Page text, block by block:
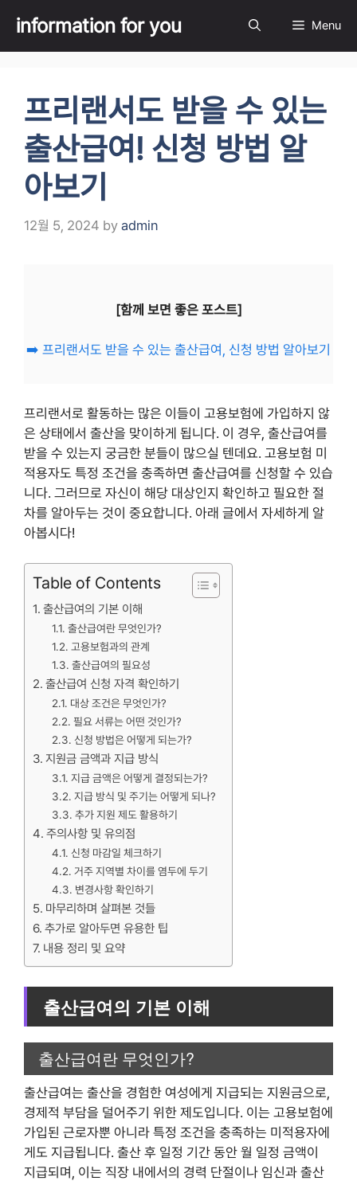
content
information for you Menu
프리랜서도 받을 수 있는
출산급여! 신청 방법 알
아보기
12월 5, 2024 by admin
[함께 보면 좋은 포스트]
➡️ 프리랜서도 받을 수 있는 출산급여, 신청 방법 알아보기
프리랜서로 활동하는 많은 이들이 고용보험에 가입하지 않
은 상태에서 출산을 맞이하게 됩니다. 이 경우, 출산급여를
받을 수 있는지 궁금한 분들이 많으실 텐데요. 고용보험 미
적용자도 특정 조건을 충족하면 출산급여를 신청할 수 있습
니다. 그러므로 자신이 해당 대상인지 확인하고 필요한 절
차를 알아두는 것이 중요합니다. 아래 글에서 자세하게 알
아봅시다!
Table of Contents
출산급여의 기본 이해
출산급여란 무엇인가?
고용보험과의 관계
출산급여의 필요성
출산급여 신청 자격 확인하기
대상 조건은 무엇인가?
필요 서류는 어떤 것인가?
신청 방법은 어떻게 되는가?
지원금 금액과 지급 방식
지급 금액은 어떻게 결정되는가?
지급 방식 및 주기는 어떻게 되나?
추가 지원 제도 활용하기
주의사항 및 유의점
신청 마감일 체크하기
거주 지역별 차이를 염두에 두기
변경사항 확인하기
마무리하며 살펴본 것들
추가로 알아두면 유용한 팁
내용 정리 및 요약
출산급여의 기본 이해
출산급여란 무엇인가?
출산급여는 출산을 경험한 여성에게 지급되는 지원금으로,
경제적 부담을 덜어주기 위한 제도입니다. 이는 고용보험에
가입된 근로자뿐 아니라 특정 조건을 충족하는 미적용자에
게도 지급됩니다. 출산 후 일정 기간 동안 월 일정 금액이
지급되며, 이는 직장 내에서의 경력 단절이나 임신과 출산